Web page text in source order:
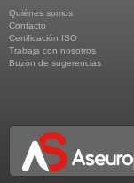
Quiénes somos
Contacto
Certificación ISO
Trabaja con nosotros
Buzón de sugerencias